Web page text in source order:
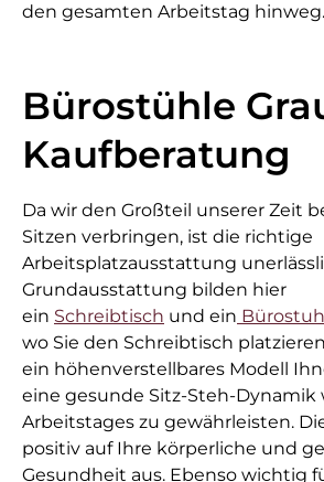
den gesamten Arbeitstag hinweg.
Bürostühle
Kaufberatung
Da wir den Großteil unserer Zeit
Sitzen verbringen, ist die richtige
Arbeitsplatzausstattung
Grundausstattung bilden hier
ein Schreibtisch und ein Bürostuhl
wo Sie den Schreibtisch
ein höhenverstellbares Modell
eine gesunde Sitz-Steh-Dynamik
Arbeitstages zu gewährleisten.
positiv auf Ihre körperliche und
Gesundheit aus. Ebenso wichtig